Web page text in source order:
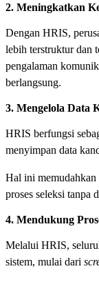
2. Meningkatkan
Dengan HRIS,
lebih terstruktur dan
pengalaman
berlangsung.
3. Mengelola Data
HRIS berfungsi
menyimpan data
Hal ini
proses seleksi tanpa
4. Mendukung
Melalui HRIS,
sistem, mulai dari